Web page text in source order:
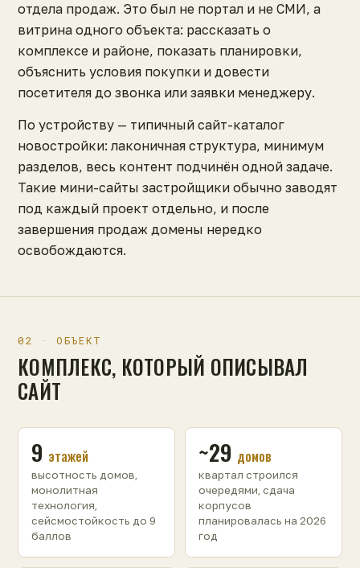
отдела продаж. Это был не портал и не СМИ, а
витрина одного объекта: рассказать о
комплексе и районе, показать планировки,
объяснить условия покупки и довести
посетителя до звонка или заявки менеджеру.
По устройству — типичный сайт-каталог
новостройки: лаконичная структура, минимум
разделов, весь контент подчинён одной задаче.
Такие мини-сайты застройщики обычно заводят
под каждый проект отдельно, и после
завершения продаж домены нередко
освобождаются.
02 · ОБЪЕКТ
КОМПЛЕКС, КОТОРЫЙ ОПИСЫВАЛ
САЙТ
9 этажей
высотность домов,
монолитная
технология,
сейсмостойкость до 9
баллов
~29 домов
квартал строился
очередями, сдача
корпусов
планировалась на 2026
год